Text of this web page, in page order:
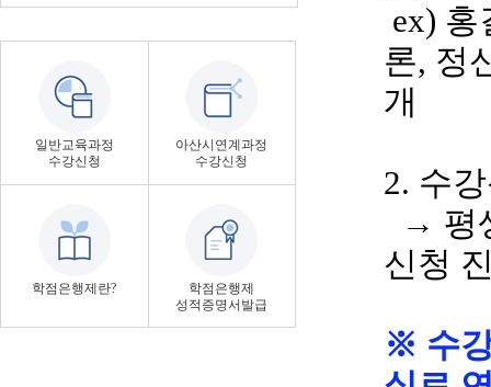
일반교육과정
수강신청
아산시연계과정
수강신청
학점은행제란?
학점은행제
성적증명서발급
ex) 홍
론, 정
개
2. 수
→ 평
신청
※ 수